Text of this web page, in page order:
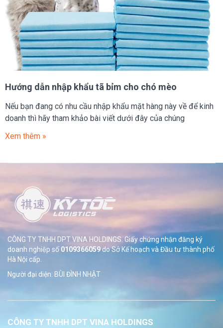
Hướng dẫn nhập khẩu tã bỉm cho chó mèo
Nếu bạn đang có nhu cầu nhập khẩu mặt hàng này về để kinh
doanh thì hãy tham khảo bài viết dưới đây của chúng
Xem thêm »
CÔNG TY TNHH DPT VINA HOLDINGS. Giấy chứng nhận đăng ký
doanh nghiệp số 0109366059do SởKế hoạch và Đầu tư thành phố
Hà Nội cấp.
Người đại diện: BÙI ĐÌNH NHẬT
CÔNG TY TNHH DPT VINA HOLDINGS